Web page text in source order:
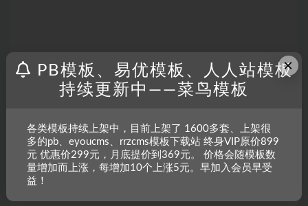
×
PB模板、易优模板、人人站模板
持续更新中——菜鸟模板
各类模板持续上架中，目前上架了 1600多套、上架很
多的pb、eyoucms、rrzcms模板下载站 终身VIP原价899
元 优惠价299元，月底提价到369元。 价格会随模板数
量增加而上涨，每增加10个上涨5元。早加入会员早受
益！